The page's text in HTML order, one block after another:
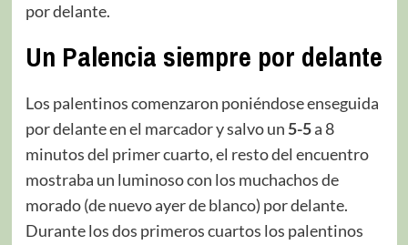
por delante.
Un Palencia siempre por delante
Los palentinos comenzaron poniéndose enseguida
por delante en el marcador y salvo un 5-5a 8
minutos del primer cuarto, el resto del encuentro
mostraba un luminoso con los muchachos de
morado (de nuevo ayer de blanco) por delante.
Durante los dos primeros cuartos los palentinos